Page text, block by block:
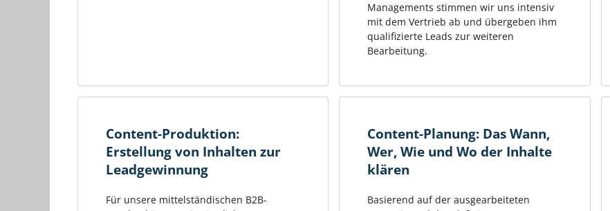
Managements stimmen wir uns intensiv
mit dem Vertrieb ab und übergeben ihm
qualifizierte Leads zur weiteren
Bearbeitung.
Content-Produktion:
Erstellung von Inhalten zur
Leadgewinnung
Für unsere mittelständischen B2B-
Content-Planung: Das Wann,
Wer, Wie und Wo der Inhalte
klären
Basierend auf der ausgearbeiteten